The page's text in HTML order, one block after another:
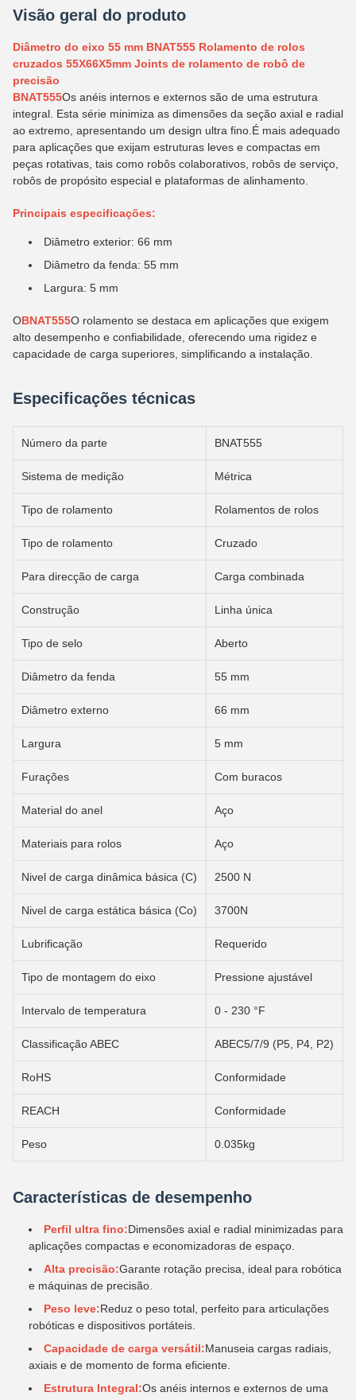
Visão geral do produto
Diâmetro do eixo 55 mm BNAT555 Rolamento de rolos
cruzados 55X66X5mm Joints de rolamento de robô de
precisão
BNAT555Os anéis internos e externos são de uma estrutura
integral. Esta série minimiza as dimensões da seção axial e radial
ao extremo, apresentando um design ultra fino.É mais adequado
para aplicações que exijam estruturas leves e compactas em
peças rotativas, tais como robôs colaborativos, robôs de serviço,
robôs de propósito especial e plataformas de alinhamento.
Principais especificações:
Diâmetro exterior: 66 mm
Diâmetro da fenda: 55 mm
Largura: 5 mm
OBNAT555O rolamento se destaca em aplicações que exigem
alto desempenho e confiabilidade, oferecendo uma rigidez e
capacidade de carga superiores, simplificando a instalação.
Especificações técnicas
Número da parte BNAT555
Sistema de medição Métrica
Tipo de rolamento Rolamentos de rolos
Tipo de rolamento Cruzado
Para direcção de carga Carga combinada
Construção Linha única
Tipo de selo Aberto
Diâmetro da fenda 55 mm
Diâmetro externo 66 mm
Largura 5 mm
Furações Com buracos
Material do anel Aço
Materiais para rolos Aço
Nivel de carga dinâmica básica (C) 2500 N
Nivel de carga estática básica (Co) 3700N
Lubrificação Requerido
Tipo de montagem do eixo Pressione ajustável
Intervalo de temperatura 0 - 230 °F
Classificação ABEC ABEC5/7/9 (P5, P4, P2)
RoHS Conformidade
REACH Conformidade
Peso 0.035kg
Características de desempenho
Perfil ultra fino:Dimensões axial e radial minimizadas para
aplicações compactas e economizadoras de espaço.
Alta precisão:Garante rotação precisa, ideal para robótica
e máquinas de precisão.
Peso leve:Reduz o peso total, perfeito para articulações
robóticas e dispositivos portáteis.
Capacidade de carga versátil:Manuseia cargas radiais,
axiais e de momento de forma eficiente.
Estrutura Integral:Os anéis internos e externos de uma